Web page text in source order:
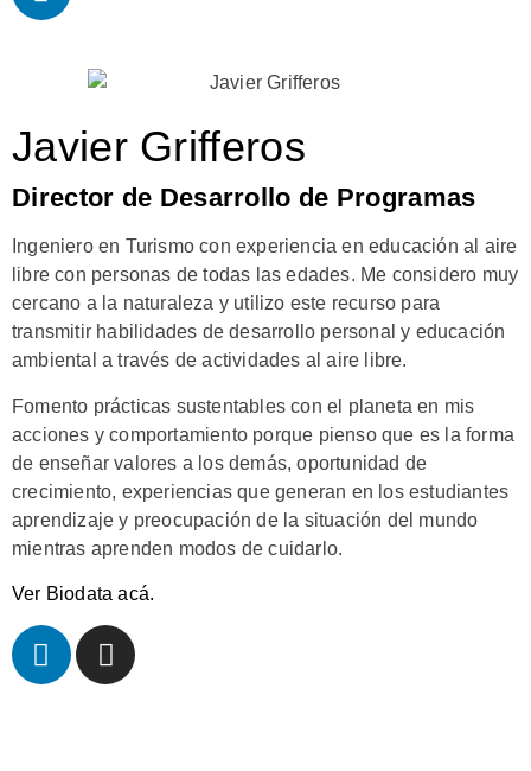
Javier Grifferos
Director de Desarrollo de Programas
Ingeniero en Turismo con experiencia en educación al aire
libre con personas de todas las edades. Me considero muy
cercano a la naturaleza y utilizo este recurso para
transmitir habilidades de desarrollo personal y educación
ambiental a través de actividades al aire libre.
Fomento prácticas sustentables con el planeta en mis
acciones y comportamiento porque pienso que es la forma
de enseñar valores a los demás, oportunidad de
crecimiento, experiencias que generan en los estudiantes
aprendizaje y preocupación de la situación del mundo
mientras aprenden modos de cuidarlo.
Ver Biodata acá.